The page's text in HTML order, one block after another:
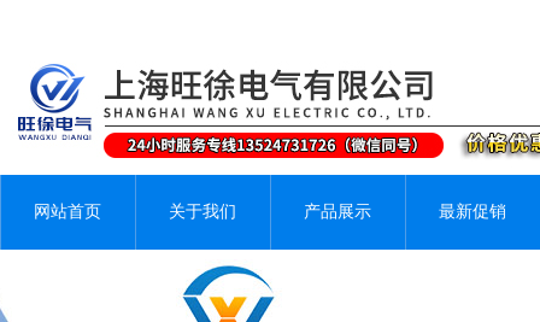
网站首页 关于我们 产品展示 最新促销